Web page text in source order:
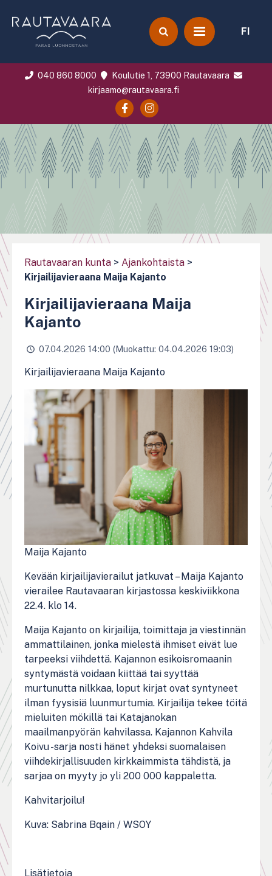
FI
040 860 8000
Koulutie 1, 73900 Rautavaara
kirjaamo@rautavaara.fi
Rautavaaran kunta > Ajankohtaista >
Kirjailijavieraana Maija Kajanto
Kirjailijavieraana Maija
Kajanto
07.04.2026 14:00 (Muokattu: 04.04.2026 19:03)
Kirjailijavieraana Maija Kajanto
Maija Kajanto
Kevään kirjailijavierailut jatkuvat – Maija Kajanto
vierailee Rautavaaran kirjastossa keskiviikkona
22.4. klo 14.
Maija Kajanto on kirjailija, toimittaja ja viestinnän
ammattilainen, jonka mielestä ihmiset eivät lue
tarpeeksi viihdettä. Kajannon esikoisromaanin
syntymästä voidaan kiittää tai syyttää
murtunutta nilkkaa, loput kirjat ovat syntyneet
ilman fyysisiä luunmurtumia. Kirjailija tekee töitä
mieluiten mökillä tai Katajanokan
maailmanpyörän kahvilassa. Kajannon Kahvila
Koivu -sarja nosti hänet yhdeksi suomalaisen
viihdekirjallisuuden kirkkaimmista tähdistä, ja
sarjaa on myyty jo yli 200 000 kappaletta.
Kahvitarjoilu!
Kuva: Sabrina Bqain / WSOY
Lisätietoja